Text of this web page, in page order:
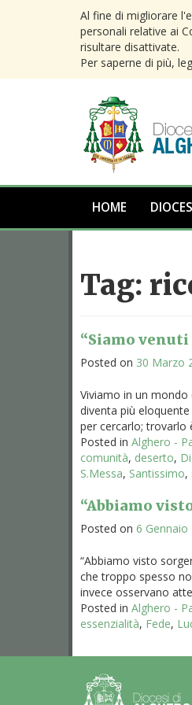
Al fine di migliorare
personali relative ai
risultare disattivate.
Per saperne di più,
HOME
Tag:
“Siamo venuti
Posted on 30 Marzo
Viviamo in un
diventa più
per cercarlo; trovarlo
Posted in Alghero -
comunità, deserto,
S.Messa, Santissimo,
“Abbiamo
Posted on 6 Gennaio
“Abbiamo visto
che troppo spesso
invece osservano
Posted in Alghero -
essenzialità, Fede,